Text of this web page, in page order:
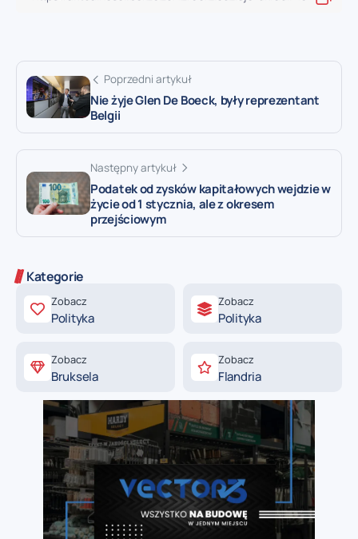
Poprzedni artykuł
Nie żyje Glen De Boeck, były reprezentant
Belgii
Następny artykuł
Podatek od zysków kapitałowych wejdzie w
życie od 1 stycznia, ale z okresem
przejściowym
Kategorie
Zobacz
Polityka
Zobacz
Polityka
Zobacz
Bruksela
Zobacz
Flandria